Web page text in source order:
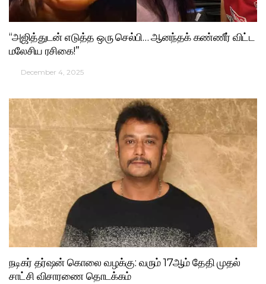
“அஜித்துடன் எடுத்த ஒரு செல்பி… ஆனந்தக் கண்ணீர் விட்ட
மலேசிய ரசிகை!”
December 4, 2025
நடிகர் தர்ஷன் கொலை வழக்கு: வரும் 17ஆம் தேதி முதல்
சாட்சி விசாரணை தொடக்கம்